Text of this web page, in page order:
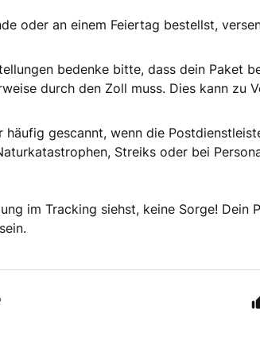
oder an einem Feiertag bestellst,
bedenke bitte, dass dein Paket
durch den Zoll muss. Dies kann zu
häufig gescannt, wenn die
Streiks oder bei
im Tracking siehst, keine Sorge! Dein